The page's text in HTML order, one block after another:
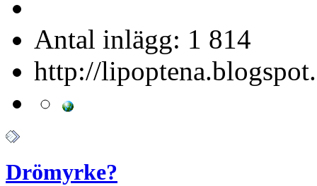
Antal inlägg: 1 814
http://
Drömyrke?